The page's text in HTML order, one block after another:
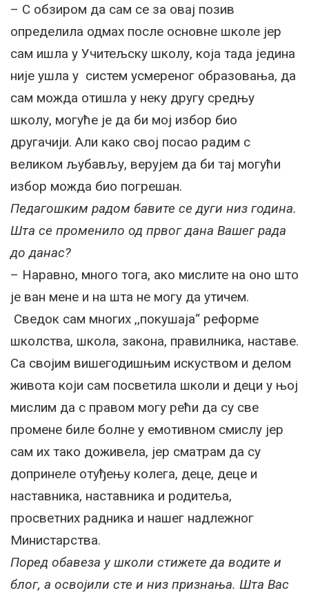
– С обзиром да сам се за овај позив
определила одмах после основне школе јер
сам ишла у Учитељску школу, која тада једина
није ушла у систем усмереног образовања, да
сам можда отишла у неку другу средњу
школу, могуће је да би мој избор био
другачији. Али како свој посао радим с
великом љубављу, верујем да би тај могући
избор можда био погрешан.
Педагошким радом бавите се дуги низ година.
Шта се променило од првог дана Вашег рада
до данас?
– Наравно, много тога, ако мислите на оно што
је ван мене и на шта не могу да утичем.
Сведок сам многих ,,покушаја“ реформе
школства, школа, закона, правилника, наставе.
Са својим вишегодишњим искуством и делом
живота који сам посветила школи и деци у њој
мислим да с правом могу рећи да су све
промене биле болне у емотивном смислу јер
сам их тако доживела, јер сматрам да су
допринеле отуђењу колега, деце, деце и
наставника, наставника и родитеља,
просветних радника и нашег надлежног
Министарства.
Поред обавеза у школи стижете да водите и
блог, а освојили сте и низ признања. Шта Вас